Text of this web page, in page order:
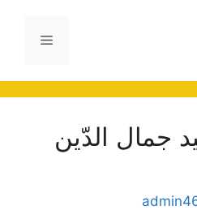
فهرست
جمال الدّین